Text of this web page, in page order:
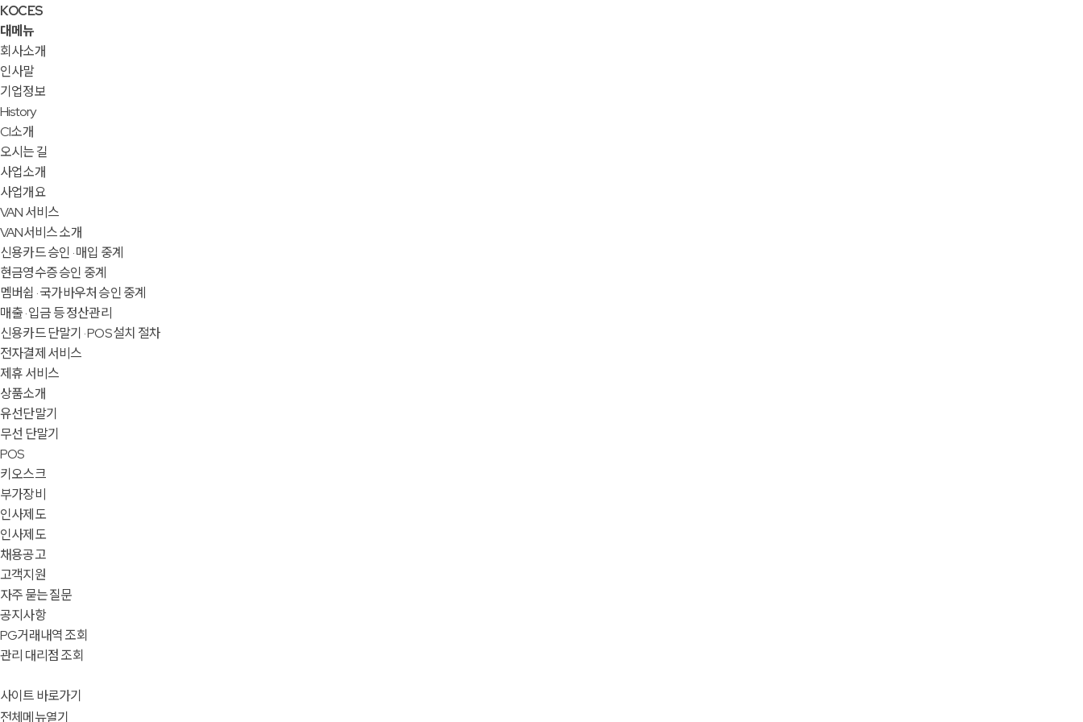
KOCES
대메뉴
회사소개
인사말
기업정보
History
CI소개
오시는 길
사업소개
사업개요
VAN 서비스
VAN서비스 소개
신용카드 승인 · 매입 중계
현금영수증 승인 중계
멤버쉽 · 국가바우처 승인 중계
매출 · 입금 등 정산관리
신용카드 단말기 · POS 설치 절차
전자결제 서비스
제휴 서비스
상품소개
유선단말기
무선 단말기
POS
키오스크
부가장비
인사제도
인사제도
채용공고
고객지원
자주 묻는 질문
공지사항
PG거래내역 조회
관리 대리점 조회
사이트 바로가기
전체메뉴열기